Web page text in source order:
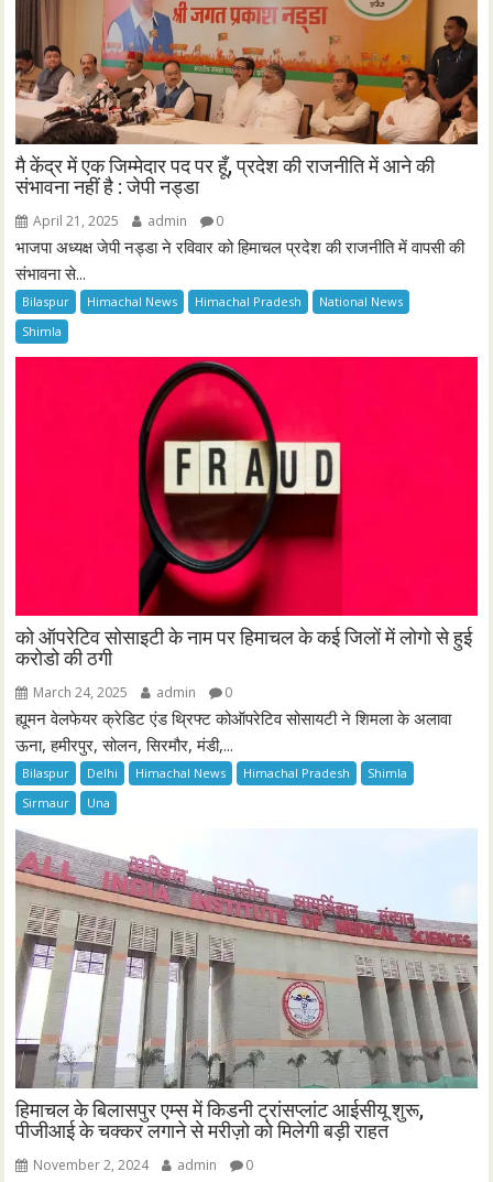
मै केंद्र में एक जिम्मेदार पद पर हूँ, प्रदेश की राजनीति में आने की
संभावना नहीं है : जेपी नड्डा
April 21, 2025 admin 0
भाजपा अध्यक्ष जेपी नड्डा ने रविवार को हिमाचल प्रदेश की राजनीति में वापसी की
संभावना से...
Bilaspur Himachal News Himachal Pradesh
National News
Shimla
को ऑपरेटिव सोसाइटी के नाम पर हिमाचल के कई जिलों में लोगो से हुई
करोडो की ठगी
March 24, 2025 admin 0
ह्यूमन वेलफेयर क्रेडिट एंड थ्रिफ्ट कोऑपरेटिव सोसायटी ने शिमला के अलावा
ऊना, हमीरपुर, सोलन, सिरमौर, मंडी,...
Bilaspur Delhi Himachal News Himachal Pradesh
Shimla
Sirmaur
Una
हिमाचल के बिलासपुर एम्स में किडनी ट्रांसप्लांट आईसीयू शुरू,
पीजीआई के चक्कर लगाने से मरीज़ो को मिलेगी बड़ी राहत
November 2, 2024 admin 0